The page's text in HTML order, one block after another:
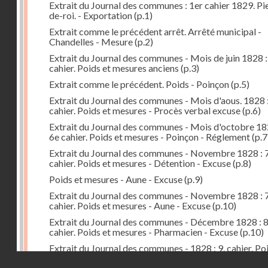
Extrait du Journal des communes : 1er cahier 1829.
de-roi. - Exportation(p.1)
Extrait comme le précédent arrêt. Arrêté municipal -
Chandelles - Mesure(p.2)
Extrait du Journal des communes - Mois de juin 1828
cahier. Poids et mesures anciens (p.3)
Extrait comme le précédent. Poids - Poinçon(p.5)
Extrait du Journal des communes - Mois d'aous. 1828
cahier. Poids et mesures - Procès verbal excuse(p.6)
Extrait du Journal des communes - Mois d'octobre
6e cahier. Poids et mesures - Poinçon - Réglement
Extrait du Journal des communes - Novembre 1828 :
cahier. Poids et mesures - Détention - Excuse(p.8)
Poids et mesures - Aune - Excuse(p.9)
Extrait du Journal des communes - Novembre 1828 :
cahier. Poids et mesures - Aune - Excuse(p.10)
Extrait du Journal des communes - Décembre 1828 :
cahier. Poids et mesures - Pharmacien - Excuse(p.10)
Extrait du Journal des communes - 1828 : 9. cahier.